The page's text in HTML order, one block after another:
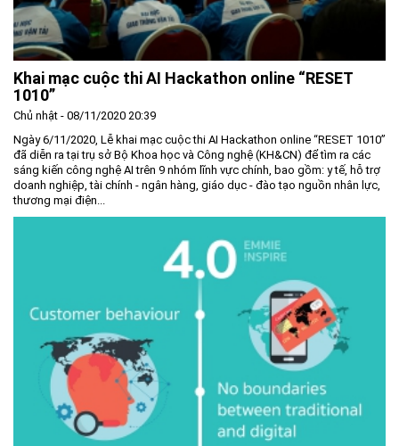
Khai mạc cuộc thi AI Hackathon online “RESET
1010”
Chủ nhật - 08/11/2020 20:39
Ngày 6/11/2020, Lễ khai mạc cuộc thi AI Hackathon online “RESET 1010”
đã diễn ra tại trụ sở Bộ Khoa học và Công nghệ (KH&CN) để tìm ra các
sáng kiến công nghệ AI trên 9 nhóm lĩnh vực chính, bao gồm: y tế, hỗ trợ
doanh nghiệp, tài chính - ngân hàng, giáo dục - đào tạo nguồn nhân lực,
thương mại điện...